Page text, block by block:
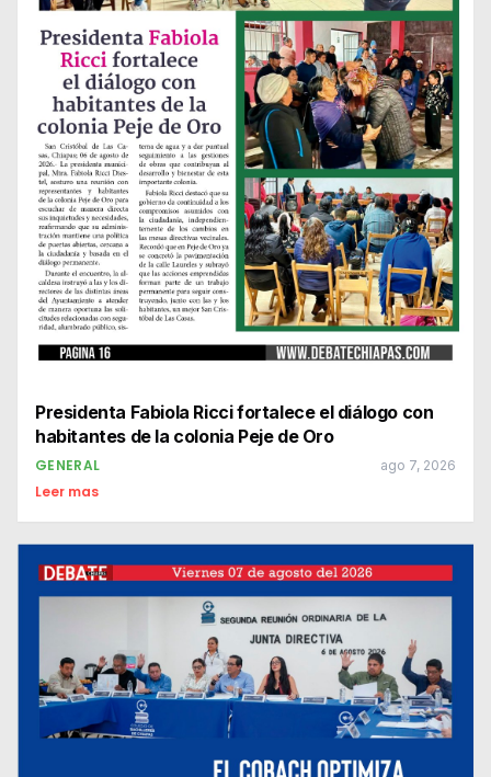
Presidenta Fabiola Ricci fortalece el diálogo con
habitantes de la colonia Peje de Oro
GENERAL ago 7, 2026
Leer mas